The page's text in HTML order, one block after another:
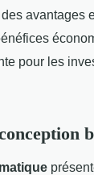
avantages
pour les